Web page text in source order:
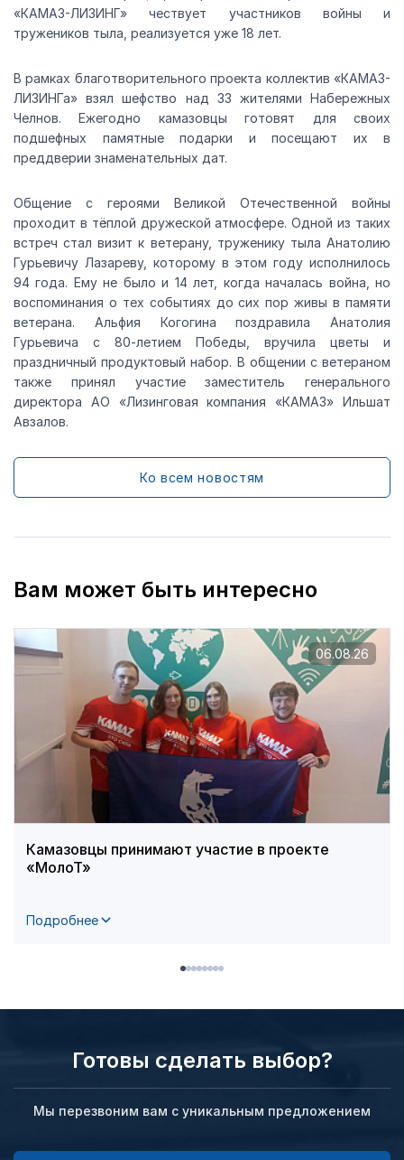
«КАМАЗ-ЛИЗИНГ» чествует участников войны и
тружеников тыла, реализуется уже 18 лет.
В рамках благотворительного проекта коллектив «КАМАЗ-
ЛИЗИНГа» взял шефство над 33 жителями Набережных
Челнов. Ежегодно камазовцы готовят для своих
подшефных памятные подарки и посещают их в
преддверии знаменательных дат.
Общение с героями Великой Отечественной войны
проходит в тёплой дружеской атмосфере. Одной из таких
встреч стал визит к ветерану, труженику тыла Анатолию
Гурьевичу Лазареву, которому в этом году исполнилось
94 года. Ему не было и 14 лет, когда началась война, но
воспоминания о тех событиях до сих пор живы в памяти
ветерана. Альфия Когогина поздравила Анатолия
Гурьевича с 80-летием Победы, вручила цветы и
праздничный продуктовый набор. В общении с ветераном
также принял участие заместитель генерального
директора АО «Лизинговая компания «КАМАЗ» Ильшат
Авзалов.
Ко всем новостям
Вам может быть интересно
Камазовцы принимают участие в проекте
«МолоТ»
Подробнее
06.08.26
Готовы сделать выбор?
Мы перезвоним вам с уникальным предложением